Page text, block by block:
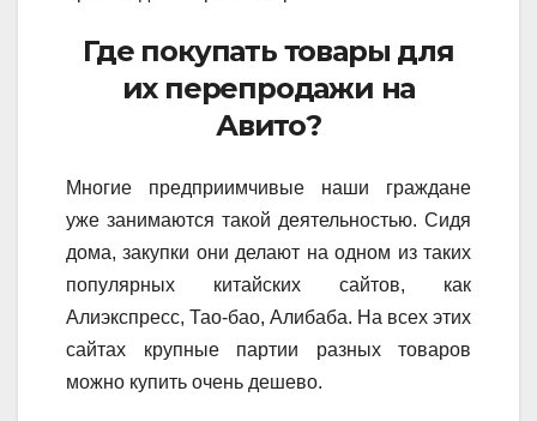
Где покупать товары для
их перепродажи на
Авито?
Многие предприимчивые наши граждане
уже занимаются такой деятельностью. Сидя
дома, закупки они делают на одном из таких
популярных китайских сайтов, как
Алиэкспресс, Тао-бао, Алибаба. На всех этих
сайтах крупные партии разных товаров
можно купить очень дешево.